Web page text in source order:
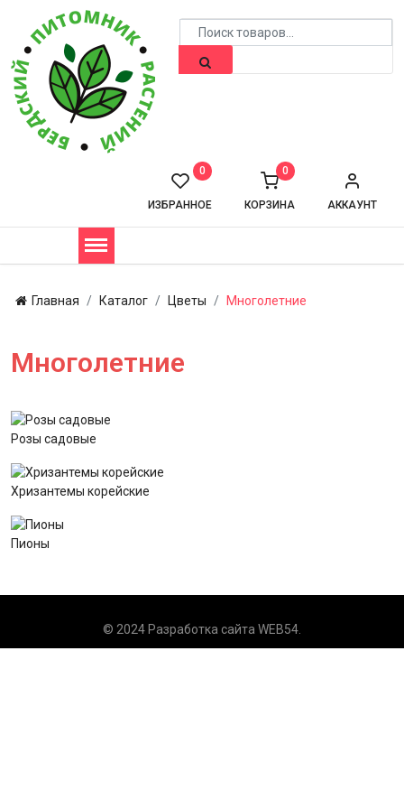
АККАУНТ
КОРЗИНА
0
ИЗБРАННОЕ
0
Главная Каталог Цветы Многолетние
Многолетние
Розы садовые
Хризантемы корейские
Пионы
© 2024 Разработка сайта WEB54